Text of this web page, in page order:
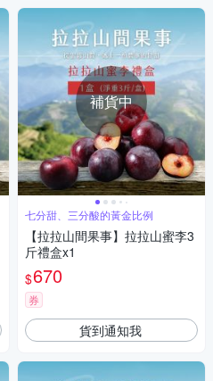
補貨中
七分甜、三分酸的黃金比例
【拉拉山間果事】拉拉山蜜李3
斤禮盒x1
$670
券
貨到通知我